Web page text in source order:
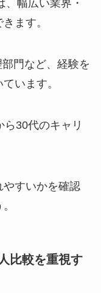
、幅広い業界・
ます。
門など、経験を
います。
30代のキャリ
やすいかを確認
比較を重視す